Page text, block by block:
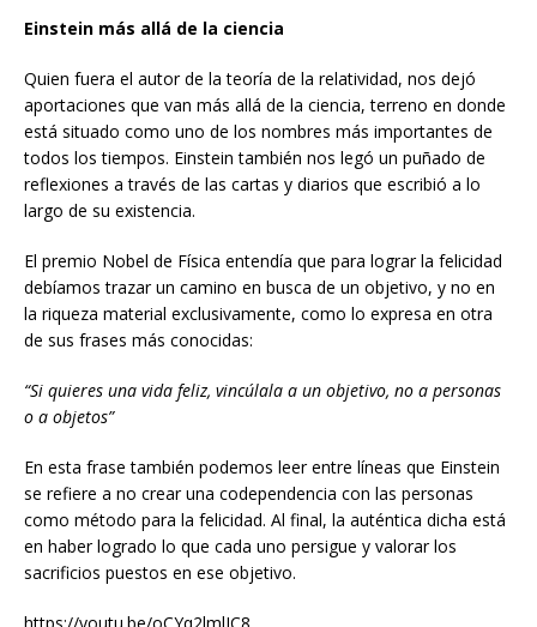
Einstein más allá de la ciencia
Quien fuera el autor de la teoría de la relatividad, nos dejó
aportaciones que van más allá de la ciencia, terreno en donde
está situado como uno de los nombres más importantes de
todos los tiempos. Einstein también nos legó un puñado de
reflexiones a través de las cartas y diarios que escribió a lo
largo de su existencia.
El premio Nobel de Física entendía que para lograr la felicidad
debíamos trazar un camino en busca de un objetivo, y no en
la riqueza material exclusivamente, como lo expresa en otra
de sus frases más conocidas:
“Si quieres una vida feliz, vincúlala a un objetivo, no a personas
o a objetos”
En esta frase también podemos leer entre líneas que Einstein
se refiere a no crear una codependencia con las personas
como método para la felicidad. Al final, la auténtica dicha está
en haber logrado lo que cada uno persigue y valorar los
sacrificios puestos en ese objetivo.
https://youtu.be/oCYq2lmlIC8